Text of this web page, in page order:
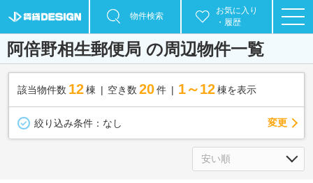
物件検索
お気に入り
・履歴
阿倍野相生郵便局 の周辺物件一覧
該当物件数 12棟 空き数 20 件 1～12 棟を表示
絞り込み条件： なし 変更